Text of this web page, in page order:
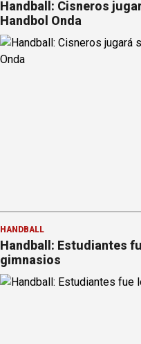
Handball: Cisneros
Handbol Onda
HANDBALL
Handball: Estudiantes
gimnasios